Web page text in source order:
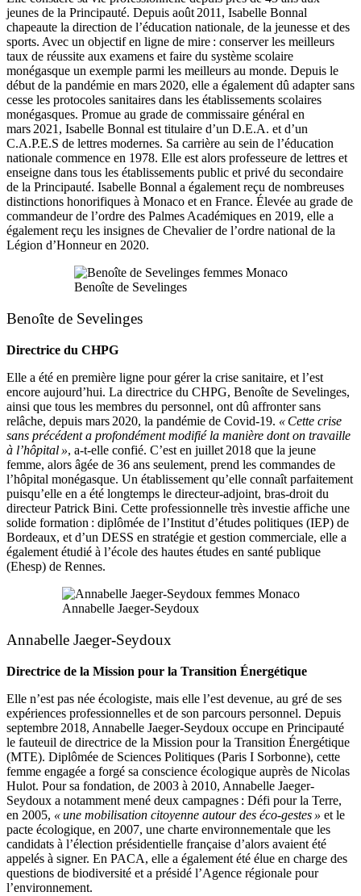
jeunes de la Principauté. Depuis août 2011, Isabelle Bonnal
chapeaute la direction de l’éducation nationale, de la jeunesse et des
sports. Avec un objectif en ligne de mire : conserver les meilleurs
taux de réussite aux examens et faire du système scolaire
monégasque un exemple parmi les meilleurs au monde. Depuis le
début de la pandémie en mars 2020, elle a également dû adapter sans
cesse les protocoles sanitaires dans les établissements scolaires
monégasques. Promue au grade de commissaire général en
mars 2021, Isabelle Bonnal est titulaire d’un D.E.A. et d’un
C.A.P.E.S de lettres modernes. Sa carrière au sein de l’éducation
nationale commence en 1978. Elle est alors professeure de lettres et
enseigne dans tous les établissements public et privé du secondaire
de la Principauté. Isabelle Bonnal a également reçu de nombreuses
distinctions honorifiques à Monaco et en France. Élevée au grade de
commandeur de l’ordre des Palmes Académiques en 2019, elle a
également reçu les insignes de Chevalier de l’ordre national de la
Légion d’Honneur en 2020.
Benoîte de Sevelinges
Benoîte de Sevelinges
Directrice du CHPG
Elle a été en première ligne pour gérer la crise sanitaire, et l’est
encore aujourd’hui. La directrice du CHPG, Benoîte de Sevelinges,
ainsi que tous les membres du personnel, ont dû affronter sans
relâche, depuis mars 2020, la pandémie de Covid-19. « Cette crise
sans précédent a profondément modifié la manière dont on travaille
à l’hôpital », a-t-elle confié. C’est en juillet 2018 que la jeune
femme, alors âgée de 36 ans seulement, prend les commandes de
l’hôpital monégasque. Un établissement qu’elle connaît parfaitement
puisqu’elle en a été longtemps le directeur-adjoint, bras-droit du
directeur Patrick Bini. Cette professionnelle très investie affiche une
solide formation : diplômée de l’Institut d’études politiques (IEP) de
Bordeaux, et d’un DESS en stratégie et gestion commerciale, elle a
également étudié à l’école des hautes études en santé publique
(Ehesp) de Rennes.
Annabelle Jaeger-Seydoux
Annabelle Jaeger-Seydoux
Directrice de la Mission pour la Transition Énergétique
Elle n’est pas née écologiste, mais elle l’est devenue, au gré de ses
expériences professionnelles et de son parcours personnel. Depuis
septembre 2018, Annabelle Jaeger-Seydoux occupe en Principauté
le fauteuil de directrice de la Mission pour la Transition Énergétique
(MTE). Diplômée de Sciences Politiques (Paris I Sorbonne), cette
femme engagée a forgé sa conscience écologique auprès de Nicolas
Hulot. Pour sa fondation, de 2003 à 2010, Annabelle Jaeger-
Seydoux a notamment mené deux campagnes : Défi pour la Terre,
en 2005, « une mobilisation citoyenne autour des éco-gestes » et le
pacte écologique, en 2007, une charte environnementale que les
candidats à l’élection présidentielle française d’alors avaient été
appelés à signer. En PACA, elle a également été élue en charge des
questions de biodiversité et a présidé l’Agence régionale pour
l’environnement.